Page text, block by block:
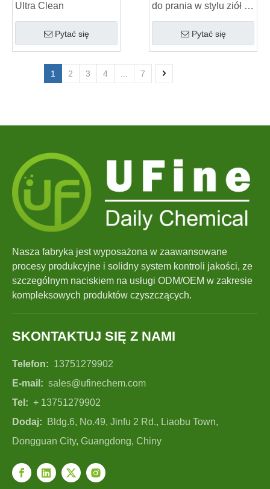
Ultra Clean
Pytać się
do prania w stylu ziół o
Pytać się
1 2 3 4 ... 7
Nasza fabryka jest wyposażona w zaawansowane
procesy produkcyjne i solidny system kontroli jakości, ze
szczególnym naciskiem na usługi ODM/OEM w zakresie
kompleksowych produktów czyszczących.
SKONTAKTUJ SIĘ Z NAMI
Telefon: 13751279902
E-mail: sales@ufinechem.com
Tel: + 13751279902
Dodaj:
Bldg.6, No.49, Jinfu 2 Rd., Liaobu Town,
Dongguan City, Guangdong, Chiny